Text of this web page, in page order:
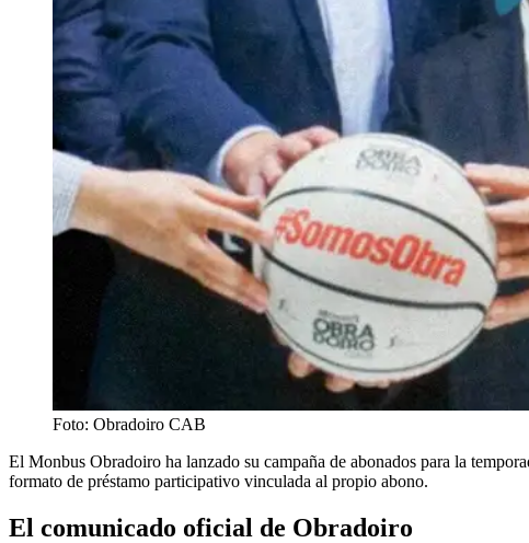
Foto: Obradoiro CAB
El Monbus Obradoiro ha lanzado su campaña de abonados para la
formato de préstamo participativo vinculada al propio abono.
El comunicado oficial de Obradoiro